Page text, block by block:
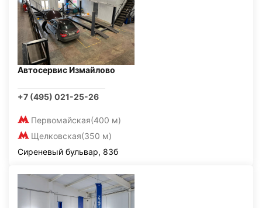
Автосервис Измайлово
+7 (495) 021-25-26
Первомайская(400 м)
Щелковская(350 м)
Сиреневый бульвар, 83б